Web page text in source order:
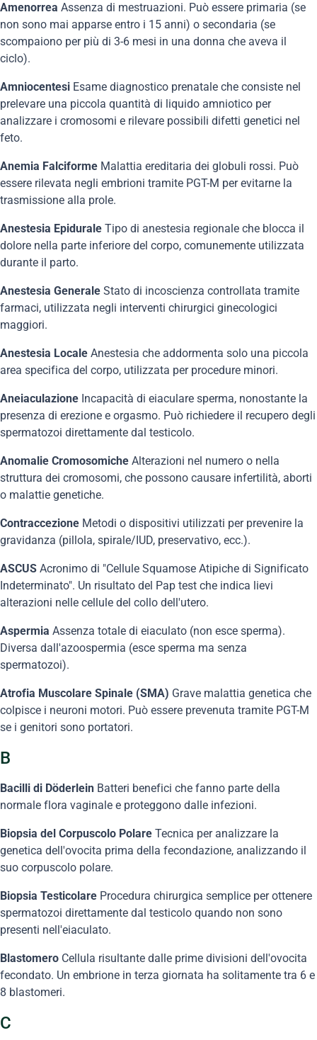
Amenorrea Assenza di mestruazioni. Può essere primaria (se
non sono mai apparse entro i 15 anni) o secondaria (se
scompaiono per più di 3-6 mesi in una donna che aveva il
ciclo).
Amniocentesi Esame diagnostico prenatale che consiste nel
prelevare una piccola quantità di liquido amniotico per
analizzare i cromosomi e rilevare possibili difetti genetici nel
feto.
Anemia Falciforme Malattia ereditaria dei globuli rossi. Può
essere rilevata negli embrioni tramite PGT-M per evitarne la
trasmissione alla prole.
Anestesia Epidurale Tipo di anestesia regionale che blocca il
dolore nella parte inferiore del corpo, comunemente utilizzata
durante il parto.
Anestesia Generale Stato di incoscienza controllata tramite
farmaci, utilizzata negli interventi chirurgici ginecologici
maggiori.
Anestesia Locale Anestesia che addormenta solo una piccola
area specifica del corpo, utilizzata per procedure minori.
Aneiaculazione Incapacità di eiaculare sperma, nonostante la
presenza di erezione e orgasmo. Può richiedere il recupero degli
spermatozoi direttamente dal testicolo.
Anomalie Cromosomiche Alterazioni nel numero o nella
struttura dei cromosomi, che possono causare infertilità, aborti
o malattie genetiche.
Contraccezione Metodi o dispositivi utilizzati per prevenire la
gravidanza (pillola, spirale/IUD, preservativo, ecc.).
ASCUS Acronimo di "Cellule Squamose Atipiche di Significato
Indeterminato". Un risultato del Pap test che indica lievi
alterazioni nelle cellule del collo dell'utero.
Aspermia Assenza totale di eiaculato (non esce sperma).
Diversa dall'azoospermia (esce sperma ma senza
spermatozoi).
Atrofia Muscolare Spinale (SMA) Grave malattia genetica che
colpisce i neuroni motori. Può essere prevenuta tramite PGT-M
se i genitori sono portatori.
B
Bacilli di Döderlein Batteri benefici che fanno parte della
normale flora vaginale e proteggono dalle infezioni.
Biopsia del Corpuscolo Polare Tecnica per analizzare la
genetica dell'ovocita prima della fecondazione, analizzando il
suo corpuscolo polare.
Biopsia Testicolare Procedura chirurgica semplice per ottenere
spermatozoi direttamente dal testicolo quando non sono
presenti nell'eiaculato.
Blastomero Cellula risultante dalle prime divisioni dell'ovocita
fecondato. Un embrione in terza giornata ha solitamente tra 6 e
8 blastomeri.
C